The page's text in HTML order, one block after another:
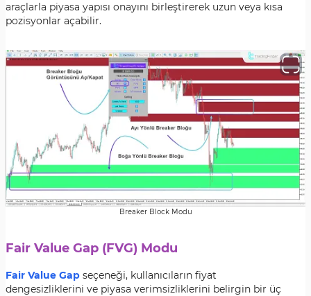
araçlarla piyasa yapısı onayını birleştirerek uzun veya kısa
pozisyonlar açabilir.
Breaker Block Modu
Fair Value Gap (FVG) Modu
Fair Value Gap seçeneği, kullanıcıların fiyat
dengesizliklerini ve piyasa verimsizliklerini belirgin bir üç